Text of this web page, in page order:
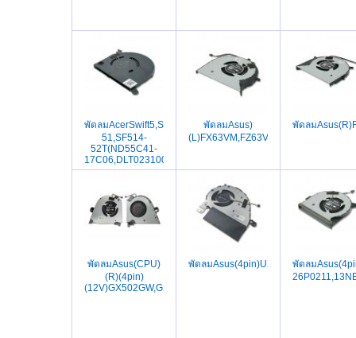
พัดลมAcerSwift5,SF514-
51,SF514-
52T(ND55C41-
17C06,DLT023100AD0001)
พัดลมAsus)
พัดลม
พัดลมAsus(CPU)
(R)(4pin)
พัดลมAsus(4pin)UX333FN,Zenbook13
พัดลม